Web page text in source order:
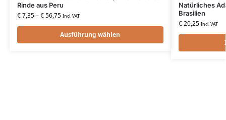
Rinde aus Peru
€7,35–€56,75 Incl. VAT
Ausführung wählen
Natürliches
Brasilien
€20,25 Incl. VAT